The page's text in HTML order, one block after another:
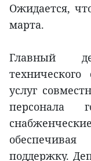
Ожидается,
марта.
Главный
услуг
персонала
поддержку.